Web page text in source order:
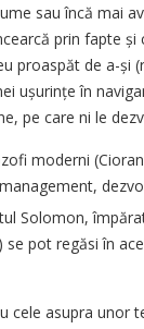
sau încă mai
prin fapte
proaspăt de a-și
ușurințe în
pe care ni le
moderni
Solomon,
pot regăsi în
cele asupra unor